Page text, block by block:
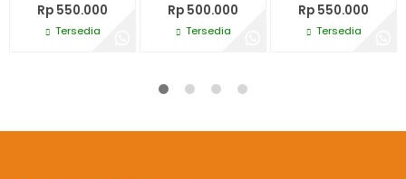
Rp 550.000
Tersedia
Rp 500.000
Tersedia
Rp 550.000
Tersedia